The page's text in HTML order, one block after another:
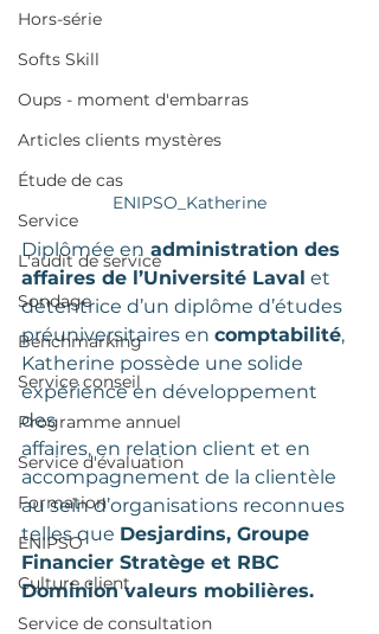
Hors-série
Softs Skill
Oups - moment d'embarras
Articles clients mystères
Étude de cas
Service
L'audit de service
Sondage
Benchmarking
Service conseil
Programme annuel
Service d'évaluation
Formation
ENIPSO
Culture client
Service de consultation
ENIPSO_Katherine
Diplômée en administration des
affaires de l’Université Laval et
détentrice d’un diplôme d’études
préuniversitaires en comptabilité,
Katherine possède une solide
expérience en développement
des
affaires, en relation client et en
accompagnement de la clientèle
au sein d’organisations reconnues
telles que Desjardins, Groupe
Financier Stratège et RBC
Dominion valeurs mobilières.